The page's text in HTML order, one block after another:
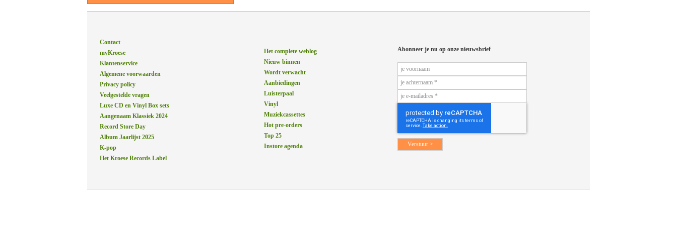
Contact
myKroese
Klantenservice
Algemene voorwaarden
Privacy policy
Veelgestelde vragen
Luxe CD en Vinyl Box sets
Aangenaam Klassiek 2024
Record Store Day
Album Jaarlijst 2025
K-pop
Het Kroese Records Label
Het complete weblog
Nieuw binnen
Wordt verwacht
Aanbiedingen
Luisterpaal
Vinyl
Muziekcassettes
Hot pre-orders
Top 25
Instore agenda
Abonneer je nu op onze nieuwsbrief